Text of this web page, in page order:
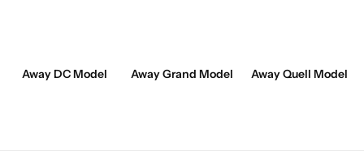
Away DC Model Away Grand Model Away Quell Model